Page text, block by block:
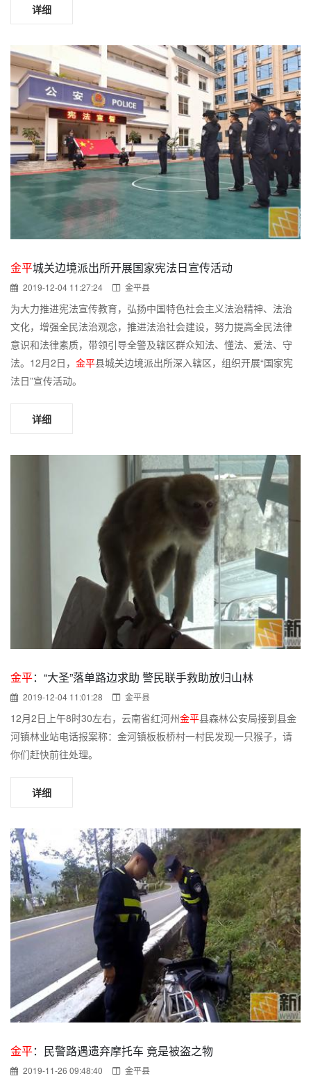
详细
金平城关边境派出所开展国家宪法日宣传活动
2019-12-04 11:27:24 金平县
为大力推进宪法宣传教育，弘扬中国特色社会主义法治精神、法治
文化，增强全民法治观念，推进法治社会建设，努力提高全民法律
意识和法律素质，带领引导全警及辖区群众知法、懂法、爱法、守
法。12月2日， 金平县城关边境派出所深入辖区，组织开展“国家宪
法日”宣传活动。
详细
金平：“大圣”落单路边求助 警民联手救助放归山林
2019-12-04 11:01:28 金平县
12月2日上午8时30左右，云南省红河州金平县森林公安局接到县金
河镇林业站电话报案称：金河镇板板桥村一村民发现一只猴子，请
你们赶快前往处理。
详细
金平：民警路遇遗弃摩托车 竟是被盗之物
2019-11-26 09:48:40 金平县